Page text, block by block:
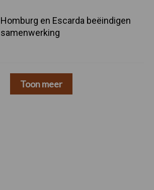
Homburg en Escarda beëindigen
samenwerking
Toon meer